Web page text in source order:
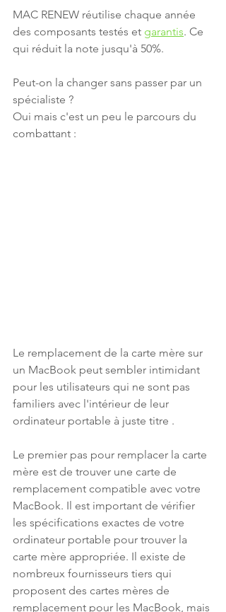
MAC RENEW réutilise chaque année
des composants testés et garantis. Ce
qui réduit la note jusqu'à 50%.
Peut-on la changer sans passer par un
spécialiste ?
Oui mais c'est un peu le parcours du
combattant :
Le remplacement de la carte mère sur
un MacBook peut sembler intimidant
pour les utilisateurs qui ne sont pas
familiers avec l'intérieur de leur
ordinateur portable à juste titre .
Le premier pas pour remplacer la carte
mère est de trouver une carte de
remplacement compatible avec votre
MacBook. Il est important de vérifier
les spécifications exactes de votre
ordinateur portable pour trouver la
carte mère appropriée. Il existe de
nombreux fournisseurs tiers qui
proposent des cartes mères de
remplacement pour les MacBook, mais